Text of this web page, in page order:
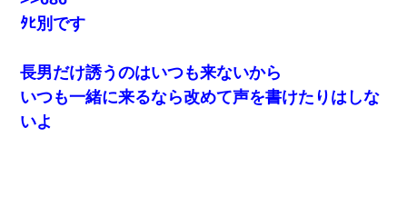
ﾀﾋ別です
長男だけ誘うのはいつも来ないから
いつも一緒に来るなら改めて声を書けたりはしな
いよ